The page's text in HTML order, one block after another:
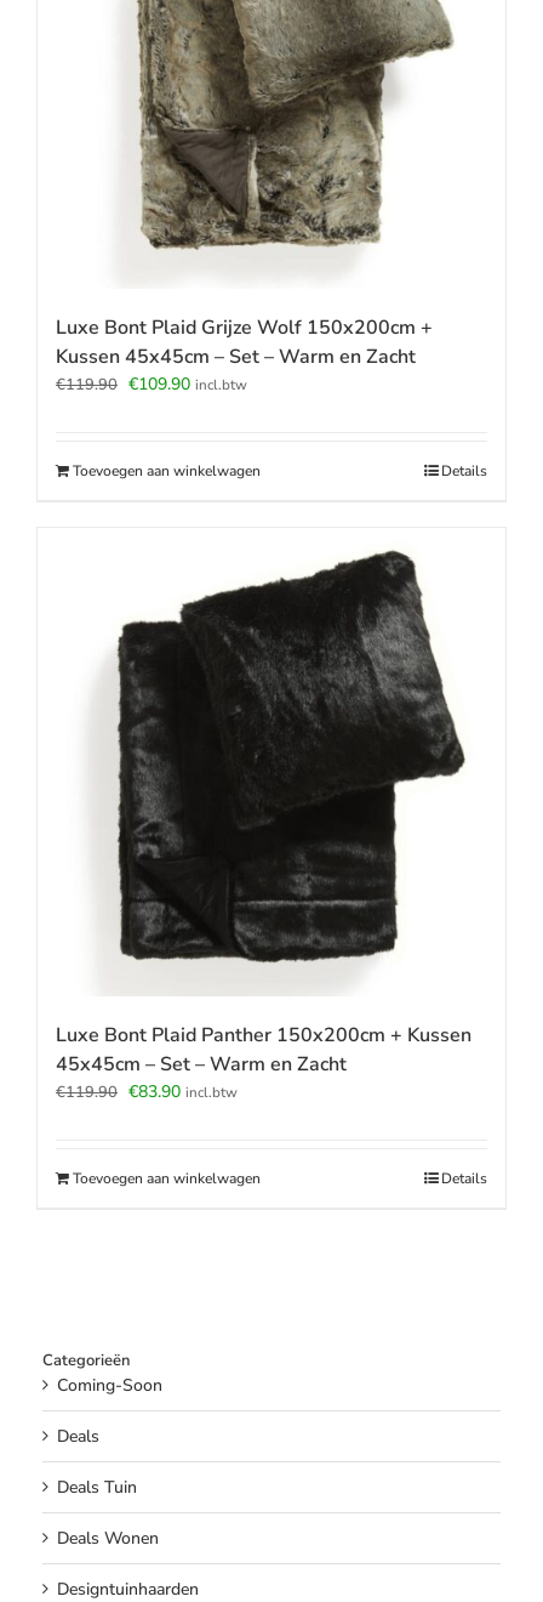
Luxe Bont Plaid Grijze Wolf 150x200cm +
Kussen 45x45cm – Set – Warm en Zacht
€119.90 Oorspronkelijke
€109.90Huidige
incl.btw
Toevoegen aan winkelwagen Details
Luxe Bont Plaid Panther 150x200cm + Kussen
45x45cm – Set – Warm en Zacht
€119.90 Oorspronkelijke
€83.90Huidige
incl.btw
Toevoegen aan winkelwagen Details
Categorieën
Coming-Soon
Deals
Deals Tuin
Deals Wonen
Designtuinhaarden